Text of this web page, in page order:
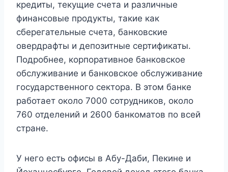
кредиты, текущие счета и различные
финансовые продукты, такие как
сберегательные счета, банковские
овердрафты и депозитные сертификаты.
Подробнее, корпоративное банковское
обслуживание и банковское обслуживание
государственного сектора. В этом банке
работает около 7000 сотрудников, около
760 отделений и 2600 банкоматов по всей
стране.
У него есть офисы в Абу-Даби, Пекине и